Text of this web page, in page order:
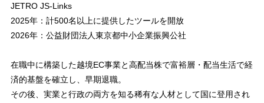
JETRO JS-Links
2025年：計500名以上に提供したツールを開放
2026年：公益財団法人東京都中小企業振興公社
在職中に構築した越境EC事業と高配当株で富裕層・配当生活で経
済的基盤を確立し、早期退職。
その後、実業と行政の両方を知る稀有な人材として国に登用され